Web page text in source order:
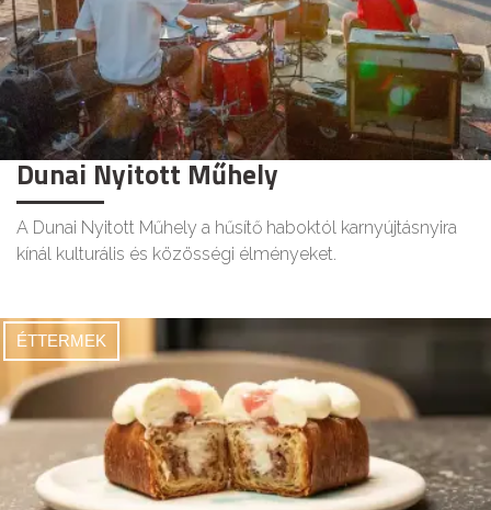
Dunai Nyitott Műhely
A Dunai Nyitott Műhely a hűsítő haboktól karnyújtásnyira
kínál kulturális és közösségi élményeket.
ÉTTERMEK